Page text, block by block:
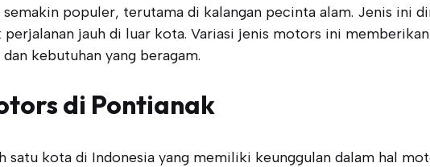
populer, terutama di kalangan pecinta alam. Jenis ini
jauh di luar kota. Variasi jenis motors ini
kebutuhan yang beragam.
di Pontianak
satu kota di Indonesia yang memiliki keunggulan dalam hal